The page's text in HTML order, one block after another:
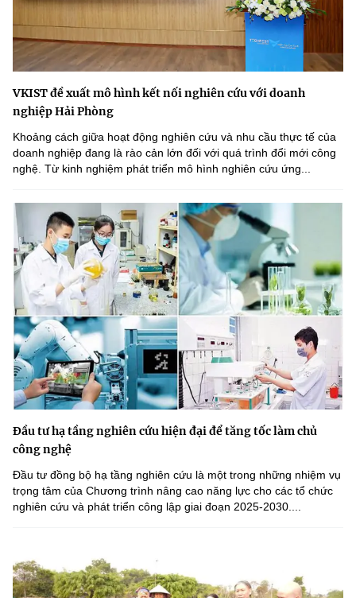
VKIST đề xuất mô hình kết nối nghiên cứu với doanh
nghiệp Hải Phòng
Khoảng cách giữa hoạt động nghiên cứu và nhu cầu thực tế của
doanh nghiệp đang là rào cản lớn đối với quá trình đổi mới công
nghệ. Từ kinh nghiệm phát triển mô hình nghiên cứu ứng...
Đầu tư hạ tầng nghiên cứu hiện đại để tăng tốc làm chủ
công nghệ
Đầu tư đồng bộ hạ tầng nghiên cứu là một trong những nhiệm vụ
trọng tâm của Chương trình nâng cao năng lực cho các tổ chức
nghiên cứu và phát triển công lập giai đoạn 2025-2030....